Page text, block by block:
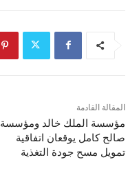
المقالة القادمة
مؤسسة الملك خالد ومؤسسة
صالح كامل يوقعان اتفاقية
تمويل مسح جودة التغذية